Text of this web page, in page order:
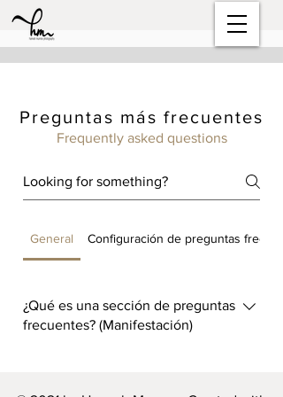
Preguntas más frecuentes
Frequently asked questions
General Configuración de preguntas
¿Qué es una sección de preguntas
frecuentes? (Manifestación)